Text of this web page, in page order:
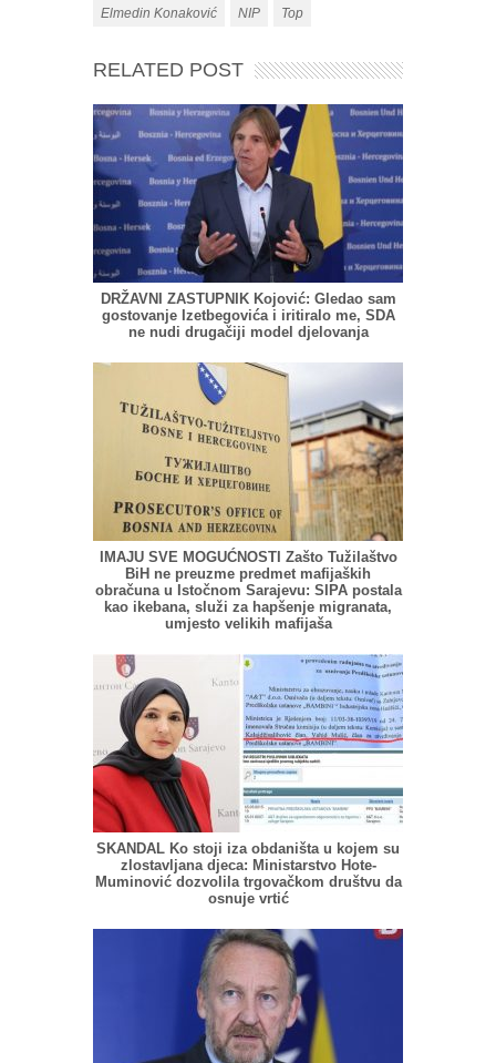
Elmedin Konaković NIP Top
RELATED POST
DRŽAVNI ZASTUPNIK Kojović: Gledao sam
gostovanje Izetbegovića i iritiralo me, SDA
ne nudi drugačiji model djelovanja
IMAJU SVE MOGUĆNOSTI Zašto Tužilaštvo
BiH ne preuzme predmet mafijaških
obračuna u Istočnom Sarajevu: SIPA postala
kao ikebana, služi za hapšenje migranata,
umjesto velikih mafijaša
SKANDAL Ko stoji iza obdaništa u kojem su
zlostavljana djeca: Ministarstvo Hote-
Muminović dozvolila trgovačkom društvu da
osnuje vrtić